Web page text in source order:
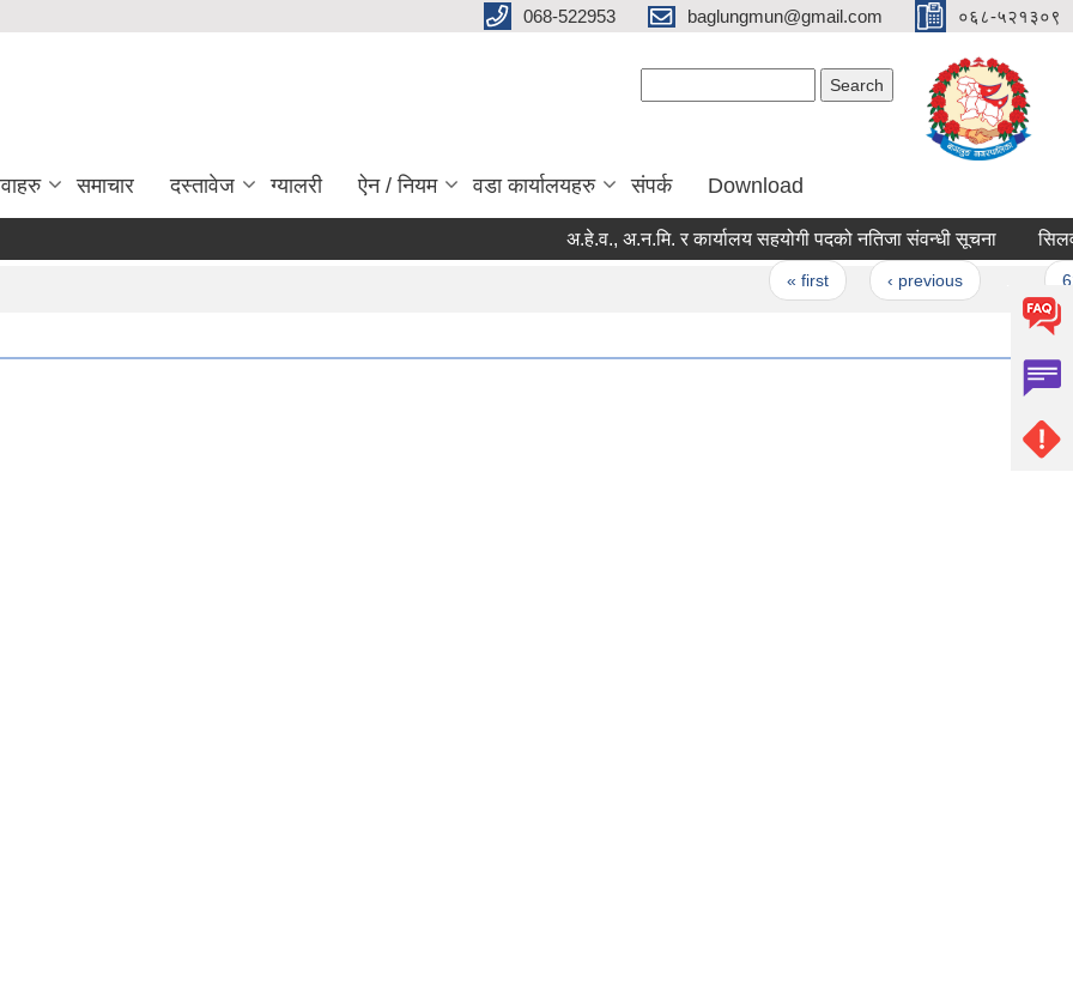
068-522953 baglungmun@gmail.com ०६८-५२१३०९
समाचार दस्तावेज ग्यालरी ऐन / नियम वडा कार्यालयहरु संपर्क Download
अ.हे.व., अ.न.मि. र कार्यालय सहयोगी पदको नतिजा संवन्धी सूचना
« first ‹ previous